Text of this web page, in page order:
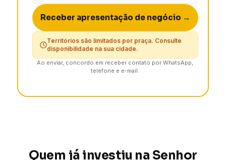
Receber apresentação de negócio →
Territórios são limitados por praça. Consulte
disponibilidade na sua cidade.
Ao enviar, concordo em receber contato por WhatsApp,
telefone e e-mail.
Quem já investiu na Senhor